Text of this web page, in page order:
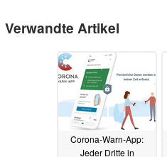
Verwandte Artikel
Corona-Warn-App:
Jeder Dritte in